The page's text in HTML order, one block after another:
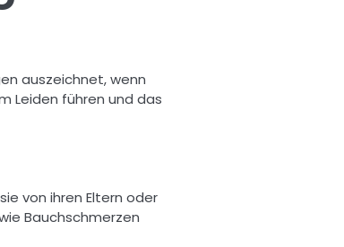
auszeichnet, wenn
Leiden führen und das
von ihren Eltern oder
Bauchschmerzen